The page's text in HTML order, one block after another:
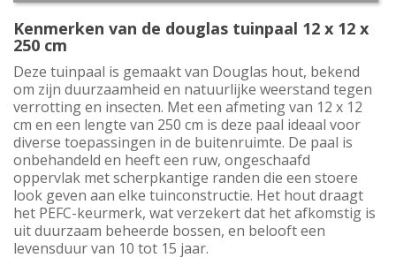
Kenmerken van de douglas tuinpaal 12 x 12 x
250 cm
Deze tuinpaal is gemaakt van Douglas hout, bekend
om zijn duurzaamheid en natuurlijke weerstand tegen
verrotting en insecten. Met een afmeting van 12 x 12
cm en een lengte van 250 cm is deze paal ideaal voor
diverse toepassingen in de buitenruimte. De paal is
onbehandeld en heeft een ruw, ongeschaafd
oppervlak met scherpkantige randen die een stoere
look geven aan elke tuinconstructie. Het hout draagt
het PEFC-keurmerk, wat verzekert dat het afkomstig is
uit duurzaam beheerde bossen, en belooft een
levensduur van 10 tot 15 jaar.